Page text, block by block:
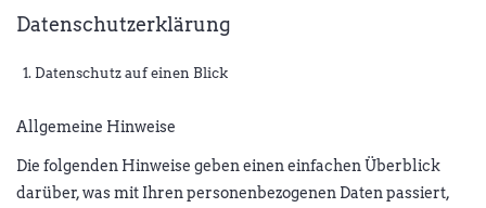
Datenschutzerklärung
Datenschutz auf einen Blick
Allgemeine Hinweise
Die folgenden Hinweise geben einen einfachen Überblick
darüber, was mit Ihren personenbezogenen Daten passiert,